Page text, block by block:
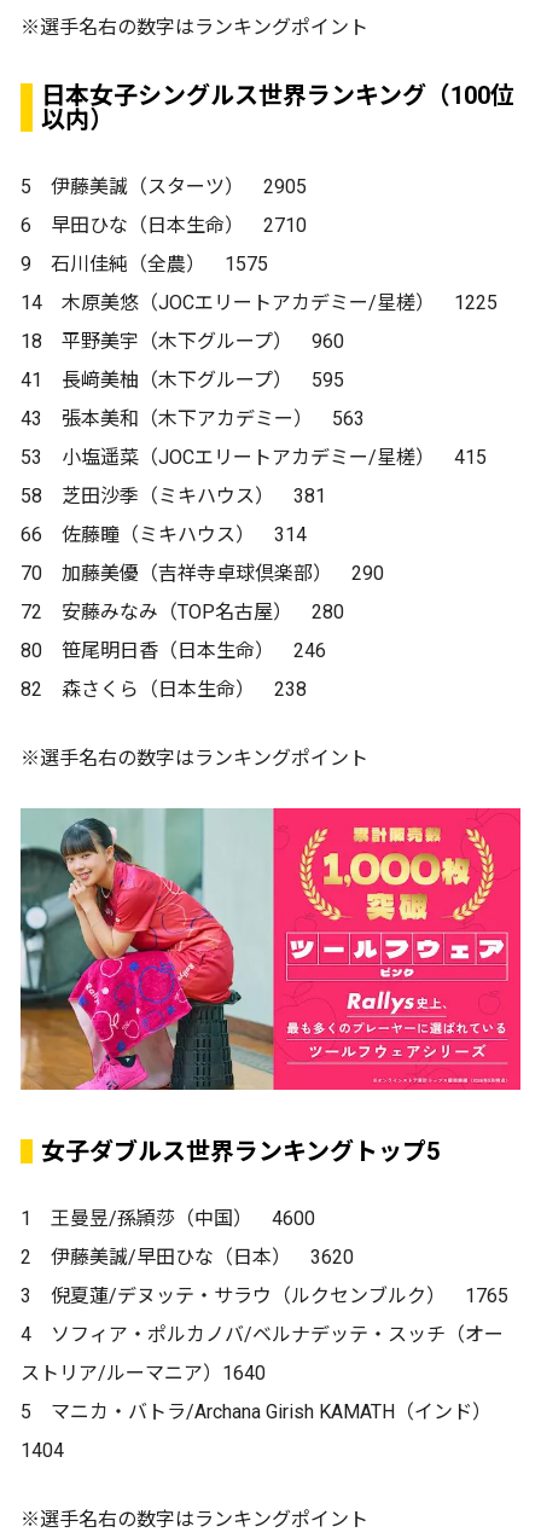
※選手名右の数字はランキングポイント
日本女子シングルス世界ランキング（100位
以内）
5 伊藤美誠（スターツ） 2905
6 早田ひな（日本生命） 2710
9 石川佳純（全農） 1575
14 木原美悠（JOCエリートアカデミー/星槎） 1225
18 平野美宇（木下グループ） 960
41 長﨑美柚（木下グループ） 595
43 張本美和（木下アカデミー） 563
53 小塩遥菜（JOCエリートアカデミー/星槎） 415
58 芝田沙季（ミキハウス） 381
66 佐藤瞳（ミキハウス） 314
70 加藤美優（吉祥寺卓球倶楽部） 290
72 安藤みなみ（TOP名古屋） 280
80 笹尾明日香（日本生命） 246
82 森さくら（日本生命） 238
※選手名右の数字はランキングポイント
女子ダブルス世界ランキングトップ5
1 王曼昱/孫頴莎（中国） 4600
2 伊藤美誠/早田ひな（日本） 3620
3 倪夏蓮/デヌッテ・サラウ（ルクセンブルク） 1765
4 ソフィア・ポルカノバ/ベルナデッテ・スッチ（オー
ストリア/ルーマニア）1640
5 マニカ・バトラ/Archana Girish KAMATH（インド）
1404
※選手名右の数字はランキングポイント